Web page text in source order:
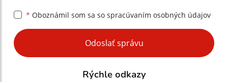
* Oboznámil som sa so spracúvaním osobných údajov
Google reCaptcha Response
Odoslať správu
Rýchle odkazy